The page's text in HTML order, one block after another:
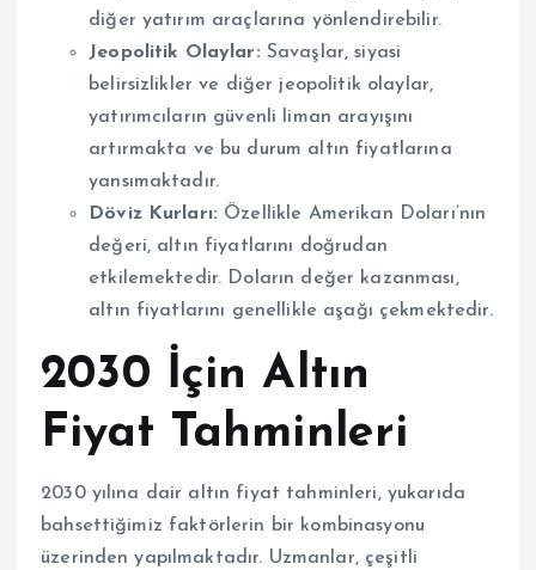
diğer yatırım araçlarına yönlendirebilir.
Jeopolitik Olaylar: Savaşlar, siyasi
belirsizlikler ve diğer jeopolitik olaylar,
yatırımcıların güvenli liman arayışını
artırmakta ve bu durum altın fiyatlarına
yansımaktadır.
Döviz Kurları: Özellikle Amerikan Doları’nın
değeri, altın fiyatlarını doğrudan
etkilemektedir. Doların değer kazanması,
altın fiyatlarını genellikle aşağı çekmektedir.
2030 İçin Altın
Fiyat Tahminleri
2030 yılına dair altın fiyat tahminleri, yukarıda
bahsettiğimiz faktörlerin bir kombinasyonu
üzerinden yapılmaktadır. Uzmanlar, çeşitli